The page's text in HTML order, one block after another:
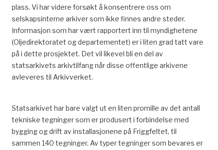
plass. Vi har videre forsøkt å konsentrere oss om
selskapsinterne arkiver som ikke finnes andre steder.
Informasjon som har vært rapportert inn til myndighetene
(Oljedirektoratet og departementet) er i liten grad tatt vare
på i dette prosjektet. Det vil likevel bli en del av
statsarkivets arkivtilfang når disse offentlige arkivene
avleveres til Arkivverket.
Statsarkivet har bare valgt ut en liten promille av det antall
tekniske tegninger som er produsert i forbindelse med
bygging og drift av installasjonene på Friggfeltet, til
sammen 140 tegninger. Av typer tegninger som bevares er